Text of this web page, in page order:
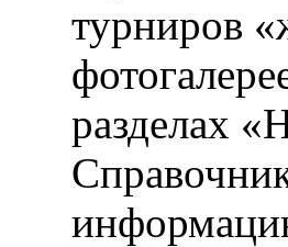
турниров
разделах